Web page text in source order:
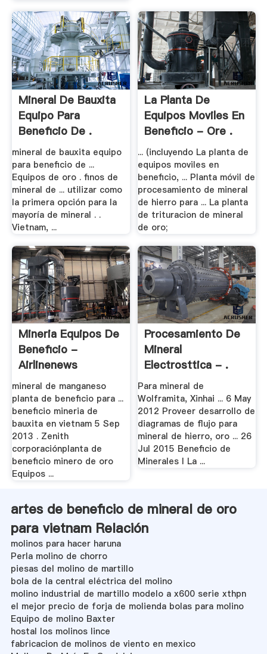
Mineral De Bauxita
Equipo Para
Beneficio De .
mineral de bauxita equipo
para beneficio de ...
Equipos de oro . finos de
mineral de ... utilizar como
la primera opción para la
mayoría de mineral . .
Vietnam, ...
La Planta De
Equipos Moviles En
Beneficio - Ore .
... (incluyendo La planta de
equipos moviles en
beneficio, ... Planta móvil de
procesamiento de mineral
de hierro para ... La planta
de trituracion de mineral
de oro;
Mineria Equipos De
Beneficio -
Airlinenews
mineral de manganeso
planta de beneficio para ...
beneficio mineria de
bauxita en vietnam 5 Sep
2013 . Zenith
corporaciónplanta de
beneficio minero de oro
Equipos ...
Procesamiento De
Mineral
Electrosttica - .
Para mineral de
Wolframita, Xinhai ... 6 May
2012 Proveer desarrollo de
diagramas de flujo para
mineral de hierro, oro ... 26
Jul 2015 Beneficio de
Minerales I La ...
artes de beneficio de mineral de oro
para vietnam Relación
molinos para hacer haruna
Perla molino de chorro
piesas del molino de martillo
bola de la central eléctrica del molino
molino industrial de martillo modelo a x600 serie xthpn
el mejor precio de forja de molienda bolas para molino
Equipo de molino Baxter
hostal los molinos lince
fabricacion de molinos de viento en mexico